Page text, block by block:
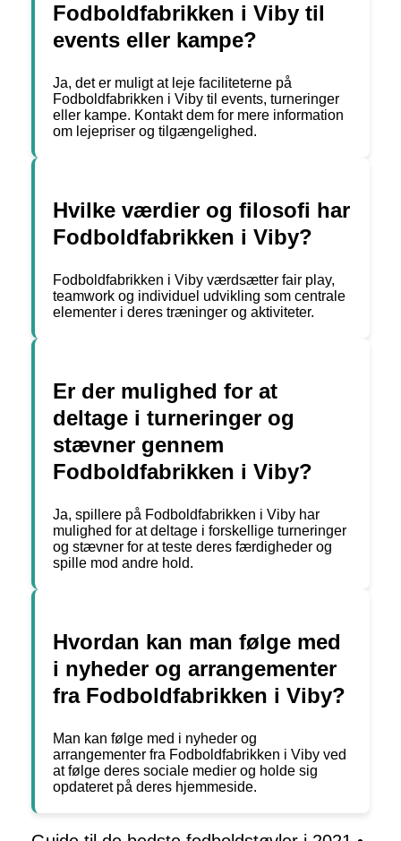
Fodboldfabrikken i Viby til
events eller kampe?
Ja, det er muligt at leje faciliteterne på
Fodboldfabrikken i Viby til events, turneringer
eller kampe. Kontakt dem for mere information
om lejepriser og tilgængelighed.
Hvilke værdier og filosofi har
Fodboldfabrikken i Viby?
Fodboldfabrikken i Viby værdsætter fair play,
teamwork og individuel udvikling som centrale
elementer i deres træninger og aktiviteter.
Er der mulighed for at
deltage i turneringer og
stævner gennem
Fodboldfabrikken i Viby?
Ja, spillere på Fodboldfabrikken i Viby har
mulighed for at deltage i forskellige turneringer
og stævner for at teste deres færdigheder og
spille mod andre hold.
Hvordan kan man følge med
i nyheder og arrangementer
fra Fodboldfabrikken i Viby?
Man kan følge med i nyheder og
arrangementer fra Fodboldfabrikken i Viby ved
at følge deres sociale medier og holde sig
opdateret på deres hjemmeside.